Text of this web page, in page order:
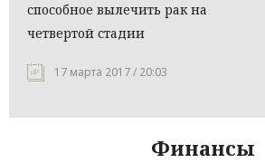
способное вылечить рак на
четвертой стадии
17 марта 2017 / 20:03
Финансы